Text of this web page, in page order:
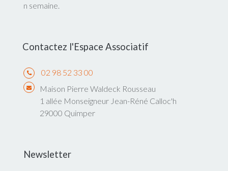
n semaine.
Contactez l'Espace Associatif
02 98 52 33 00
Maison Pierre Waldeck Rousseau
1 allée Monseigneur Jean-Réné Calloc'h
29000 Quimper
Newsletter